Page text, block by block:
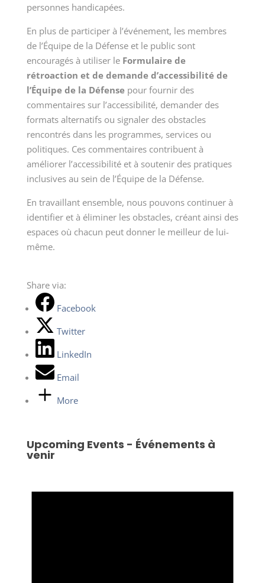
personnes handicapées.
En plus de participer à l’événement, les membres
de l’Équipe de la Défense et le public sont
encouragés à utiliser le Formulaire de
rétroaction et de demande d’accessibilité de
l’Équipe de la Défensepour fournir des
commentaires sur l’accessibilité, demander des
formats alternatifs ou signaler des obstacles
rencontrés dans les programmes, services ou
politiques. Ces commentaires contribuent à
améliorer l’accessibilité et à soutenir des pratiques
inclusives au sein de l’Équipe de la Défense.
En travaillant ensemble, nous pouvons continuer à
identifier et à éliminer les obstacles, créant ainsi des
espaces où chacun peut donner le meilleur de lui-
même.
Share via:
Facebook
Twitter
LinkedIn
Email
More
Upcoming Events - Événements à
venir